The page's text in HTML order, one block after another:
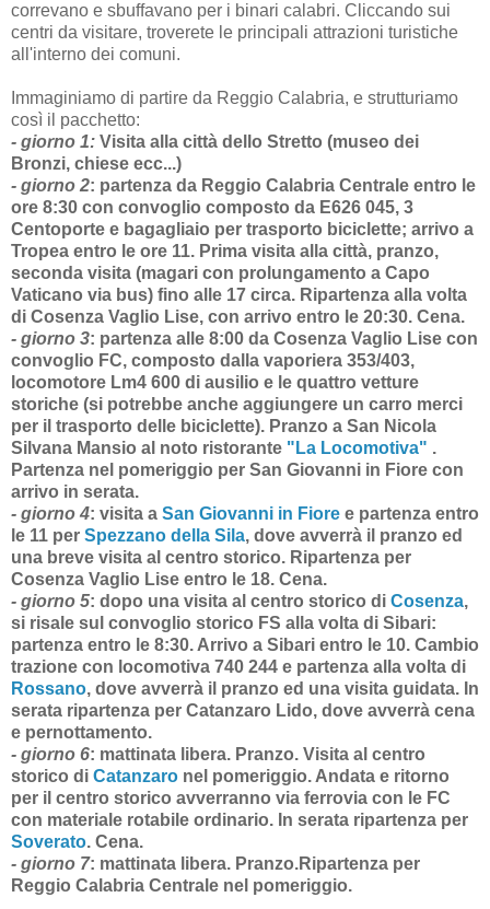
correvano e sbuffavano per i binari calabri. Cliccando sui
centri da visitare, troverete le principali attrazioni turistiche
all'interno dei comuni.
Immaginiamo di partire da Reggio Calabria, e strutturiamo
così il pacchetto:
- giorno 1: Visita alla città dello Stretto (museo dei
Bronzi, chiese ecc...)
- giorno 2: partenza da Reggio Calabria Centrale entro le
ore 8:30 con convoglio composto da E626 045, 3
Centoporte e bagagliaio per trasporto biciclette; arrivo a
Tropea entro le ore 11. Prima visita alla città, pranzo,
seconda visita (magari con prolungamento a Capo
Vaticano via bus) fino alle 17 circa. Ripartenza alla volta
di Cosenza Vaglio Lise, con arrivo entro le 20:30. Cena.
- giorno 3: partenza alle 8:00 da Cosenza Vaglio Lise con
convoglio FC, composto dalla vaporiera 353/403,
locomotore Lm4 600 di ausilio e le quattro vetture
storiche (si potrebbe anche aggiungere un carro merci
per il trasporto delle biciclette). Pranzo a San Nicola
Silvana Mansio al noto ristorante "La Locomotiva" .
Partenza nel pomeriggio per San Giovanni in Fiore con
arrivo in serata.
- giorno 4: visita a San Giovanni in Fiore e partenza entro
le 11 per Spezzano della Sila, dove avverrà il pranzo ed
una breve visita al centro storico. Ripartenza per
Cosenza Vaglio Lise entro le 18. Cena.
- giorno 5: dopo una visita al centro storico di Cosenza,
si risale sul convoglio storico FS alla volta di Sibari:
partenza entro le 8:30. Arrivo a Sibari entro le 10. Cambio
trazione con locomotiva 740 244 e partenza alla volta di
Rossano, dove avverrà il pranzo ed una visita guidata. In
serata ripartenza per Catanzaro Lido, dove avverrà cena
e pernottamento.
- giorno 6: mattinata libera. Pranzo. Visita al centro
storico di Catanzaro nel pomeriggio. Andata e ritorno
per il centro storico avverranno via ferrovia con le FC
con materiale rotabile ordinario. In serata ripartenza per
Soverato. Cena.
- giorno 7: mattinata libera. Pranzo.Ripartenza per
Reggio Calabria Centrale nel pomeriggio.